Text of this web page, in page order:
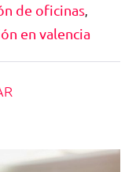
de oficinas,
en valencia